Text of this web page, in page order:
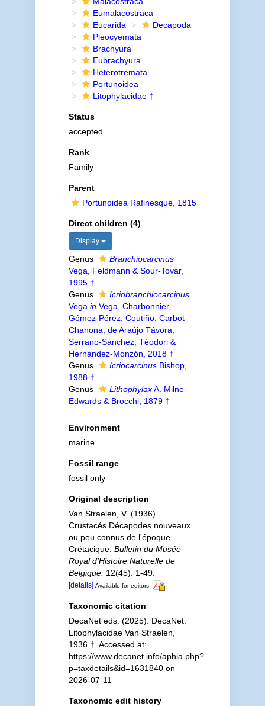
Eumalacostraca
Eucarida
Decapoda
Pleocyemata
Brachyura
Eubrachyura
Heterotremata
Portunoidea
Litophylacidae †
Status
accepted
Rank
Family
Parent
Portunoidea Rafinesque, 1815
Direct children (4)
Display
Genus
Branchiocarcinus
Vega, Feldmann & Sour-Tovar,
1995 †
Genus
Icriobranchiocarcinus
Vega inVega, Charbonnier,
Gómez-Pérez, Coutiño, Carbot-
Chanona, de Araújo Távora,
Serrano-Sánchez, Téodori &
Hernández-Monzón, 2018 †
Genus
IcriocarcinusBishop,
1988 †
Genus
LithophylaxA. Milne-
Edwards & Brocchi, 1879 †
Environment
marine
Fossil range
fossil only
Original description
Van Straelen, V. (1936).
Crustacés Décapodes nouveaux
ou peu connus de l'époque
Crétacique. Bulletin du Musée
Royal d'Histoire Naturelle de
Belgique. 12(45): 1-49.
[details] Available for editors
Taxonomic citation
DecaNet eds. (2025). DecaNet.
Litophylacidae Van Straelen,
1936 †. Accessed at:
https://www.decanet.info/aphia.php?
p=taxdetails&id=1631840 on
2026-07-11
Taxonomic edit history